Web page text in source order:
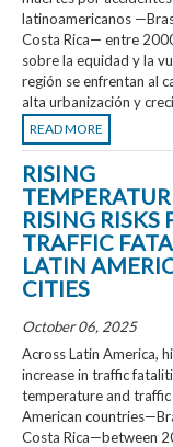
latinoamericanos
Costa Rica— entre
sobre la equidad y la
región se enfrentan al
alta urbanización y
READ MORE
RISING
RISING RISKS
TRAFFIC
LATIN
CITIES
October 06, 2025
Across Latin America,
increase in traffic
temperature and
American
Costa Rica—between